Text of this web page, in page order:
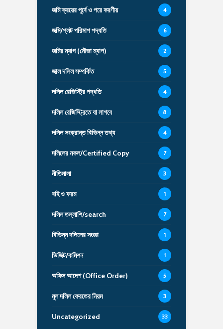
জমি ক্রয়ের পূর্বে ও পরে করণীয় 4
জমি/প্লট পরিমাপ পদ্ধতি 6
জমির ম্যাপ (মৌজা ম্যাপ) 2
জাল দলিল সম্পর্কিত 5
দলিল রেজিস্ট্রি পদ্ধতি 4
দলিল রেজিস্ট্রিতে যা লাগবে 8
দলিল সংক্রান্ত বিভিন্ন তথ্য 4
দলিলের নকল/Certified Copy 7
নীতিমালা 3
বহি ও ফরম 1
দলিল তল্লাশি/search 7
বিভিন্ন দলিলের সংজ্ঞা 1
ভিজিট/কমিশন 1
অফিস আদেশ (Office Order) 5
মূল দলিল ফেরতের নিয়ম 3
Uncategorized 33